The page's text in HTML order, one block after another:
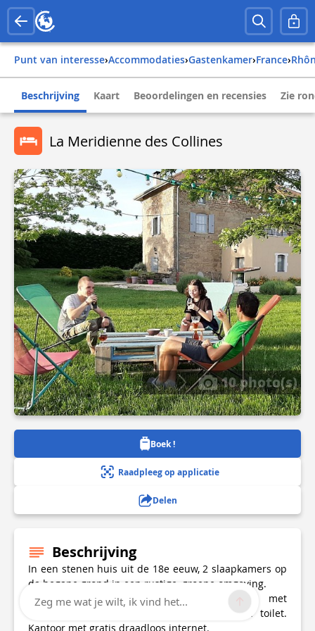
Punt van interesse› Accommodaties› Gastenkamer› france›
Beschrijving Kaart Beoordelingen en recensies Zie
La Meridienne des Collines
10 photo(s)
Boek !
Raadpleeg op applicatie
Delen
Beschrijving
In een stenen huis uit de 18e eeuw, 2 slaapkamers op
de begane grond in een rustige, groene omgeving.
2 slaapkamers op de begane grond met
onafhankelijke toegang. Eigen badkamer en toilet.
Kantoor met gratis draadloos internet.
Zeg me wat je wilt, ik vind het...